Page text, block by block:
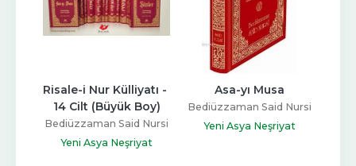
Risale-i Nur Külliyatı -
14 Cilt (Büyük Boy)
Bediüzzaman Said Nursi
Yeni Asya Neşriyat
Asa-yı Musa
Bediüzzaman Said Nursi
Yeni Asya Neşriyat